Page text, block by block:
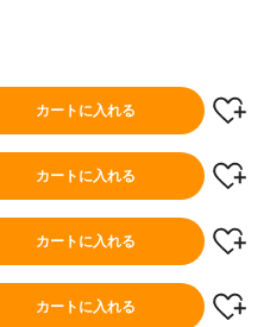
カートに入れる
カートに入れる
カートに入れる
カートに入れる